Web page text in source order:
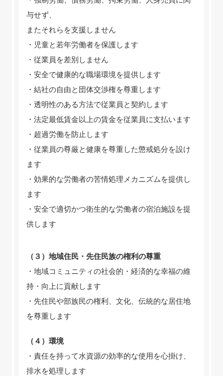
与せず、
またそれらを支援しません
・児童と若年労働者を保護します
・従業員を差別しません
・安全で健康的な職場環境を提供します
・結社の自由と団体交渉権を尊重します
・透明性のある方法で従業員と契約します
・法定最低賃金以上の賃金を従業員に支払います
・超過労働を防止します
・従業員の尊厳と健康を尊重した懲戒処分を設け
ます
・効果的な労働者の苦情処理メカニズムを提供し
ます
・安全で適切かつ衛生的な労働者の宿泊施設を提
供します
（３）地域住民・先住民族の権利の尊重
・地域コミュニティの社会的・経済的な幸福の維
持・向上に貢献します
・先住民や部族民の権利、文化、伝統的な居住地
を尊重します
（４）環境
・責任を持って水資源の効率的な使用を心掛け、
排水を処理します